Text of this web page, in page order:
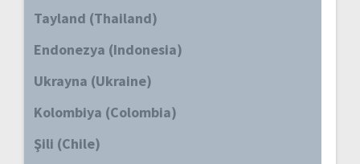
Tayland (Thailand)
Endonezya (Indonesia)
Ukrayna (Ukraine)
Kolombiya (Colombia)
Şili (Chile)